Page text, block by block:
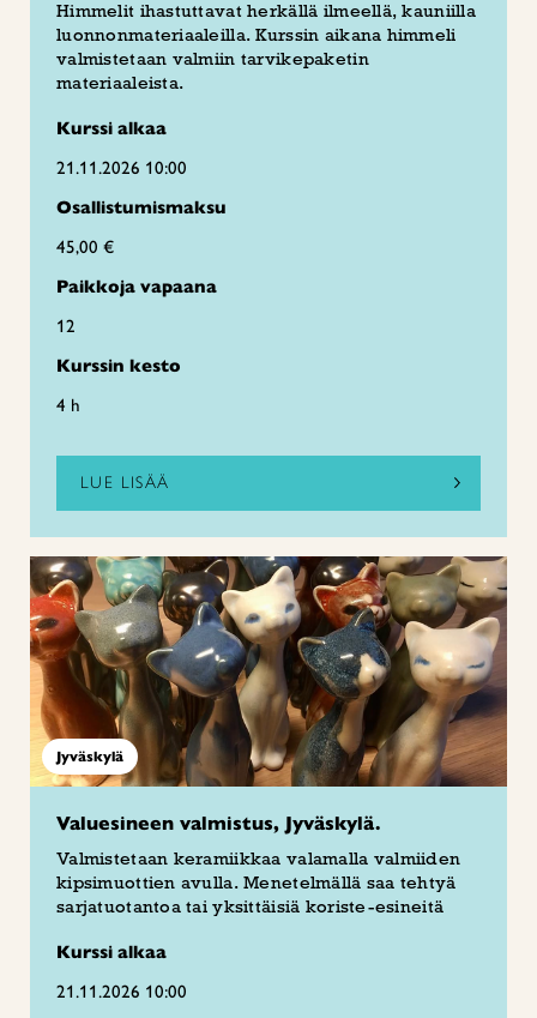
Himmelit ihastuttavat herkällä ilmeellä, kauniilla
luonnonmateriaaleilla. Kurssin aikana himmeli
valmistetaan valmiin tarvikepaketin
materiaaleista.
Kurssi alkaa
21.11.2026 10:00
Osallistumismaksu
45,00 €
Paikkoja vapaana
12
Kurssin kesto
4 h
LUE LISÄÄ
Jyväskylä
Valuesineen valmistus, Jyväskylä.
Valmistetaan keramiikkaa valamalla valmiiden
kipsimuottien avulla. Menetelmällä saa tehtyä
sarjatuotantoa tai yksittäisiä koriste-esineitä
Kurssi alkaa
21.11.2026 10:00